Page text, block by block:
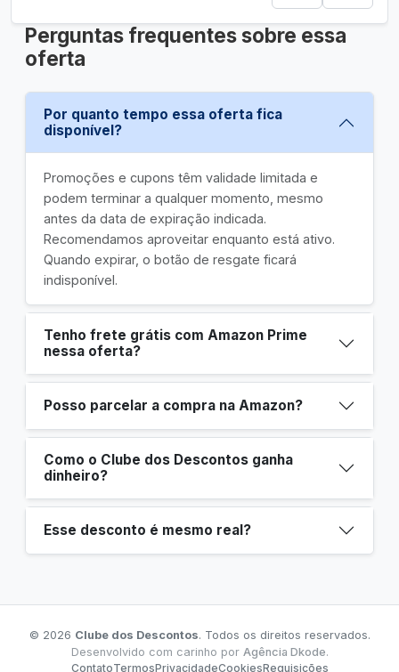
Perguntas frequentes sobre essa
oferta
Por quanto tempo essa oferta fica
disponível?
Promoções e cupons têm validade limitada e
podem terminar a qualquer momento, mesmo
antes da data de expiração indicada.
Recomendamos aproveitar enquanto está ativo.
Quando expirar, o botão de resgate ficará
indisponível.
Tenho frete grátis com Amazon Prime
nessa oferta?
Posso parcelar a compra na Amazon?
Como o Clube dos Descontos ganha
dinheiro?
Esse desconto é mesmo real?
© 2026 Clube dos Descontos. Todos os direitos reservados.
Desenvolvido com carinho por Agência Dkode.
ContatoTermosPrivacidadeCookiesRequisições